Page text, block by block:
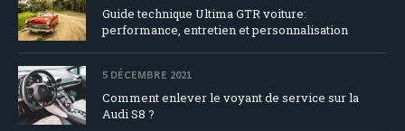
Guide technique Ultima GTR voiture:
performance, entretien et personnalisation
5 DÉCEMBRE 2021
Comment enlever le voyant de service sur la
Audi S8 ?